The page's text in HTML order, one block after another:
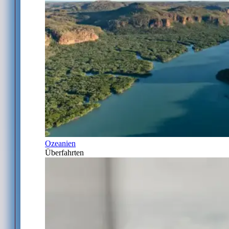
Ozeanien
Überfahrten